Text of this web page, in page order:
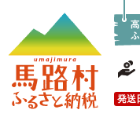
発送